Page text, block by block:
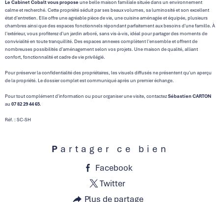
Le Cabinet Cobalt vous propose une belle maison familiale située dans un environnement
calme et recherché. Cette propriété séduit par ses beaux volumes, sa luminosité et son excellent
état d'entretien. Elle offre une agréable pièce de vie, une cuisine aménagée et équipée, plusieurs
chambres ainsi que des espaces fonctionnels répondant parfaitement aux besoins d'une famille. À
l'extérieur, vous profiterez d'un jardin arboré, sans vis-à-vis, idéal pour partager des moments de
convivialité en toute tranquillité. Des espaces annexes complètent l'ensemble et offrent de
nombreuses possibilités d'aménagement selon vos projets. Une maison de qualité, alliant
confort, fonctionnalité et cadre de vie privilégié.
Pour préserver la confidentialité des propriétaires, les visuels diffusés ne présentent qu'un aperçu
de la propriété. Le dossier complet est communiqué après un premier échange.
Pour tout complément d'information ou pour organiser une visite, contactezSébastien CARTON
au 07 82 29 44 65.
Réf. : SC-SH
Partager ce bien
Facebook
Twitter
Plus de partage